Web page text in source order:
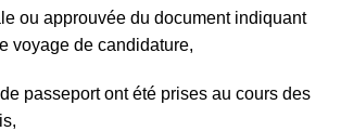
ou approuvée du document indiquant
voyage de candidature,
passeport ont été prises au cours des